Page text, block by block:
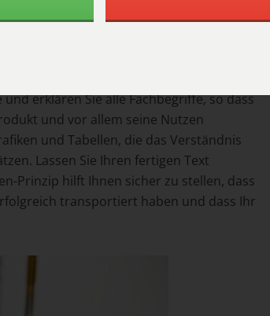
wie möglich
und die Klarheit an der ersten
erklären Sie alle Fachbegriffe, so dass
und vor allem seine Nutzen
und Tabellen, die das Verständnis
Lassen Sie Ihren fertigen Text
Prinzip hilft Ihnen sicher zu stellen, dass
transportiert haben und dass Ihr